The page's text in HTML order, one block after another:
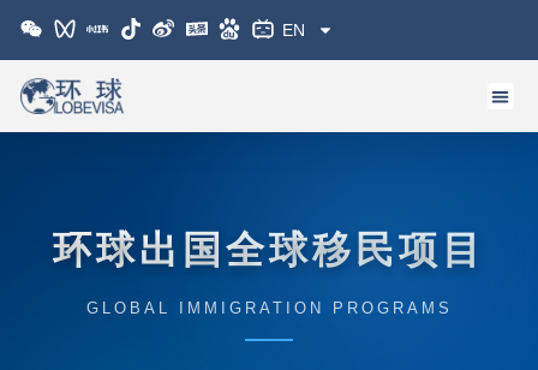
至
EN
环球出国全球移民项目
GLOBAL IMMIGRATION PROGRAMS